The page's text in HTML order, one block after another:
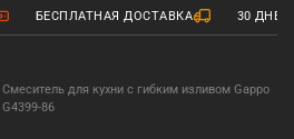
БЕСПЛАТНАЯ ДОСТАВКА 30
Смеситель для кухни с гибким изливом Gappo
G4399-86